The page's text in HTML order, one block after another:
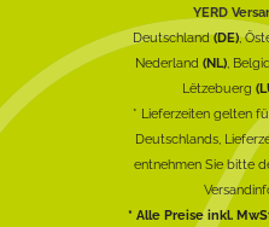
YERD
Deutschland(DE),
Nederland (NL),
Lëtzebuerg
* Lieferzeiten gelten
Deutschlands,
entnehmen Sie bitte
* Alle Preise inkl.